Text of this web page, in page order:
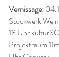
Vernissage:
Stockwerk
18 Uhr
Projektraum